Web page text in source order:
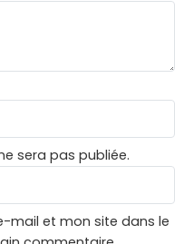
sera pas publiée.
mail et mon site dans le